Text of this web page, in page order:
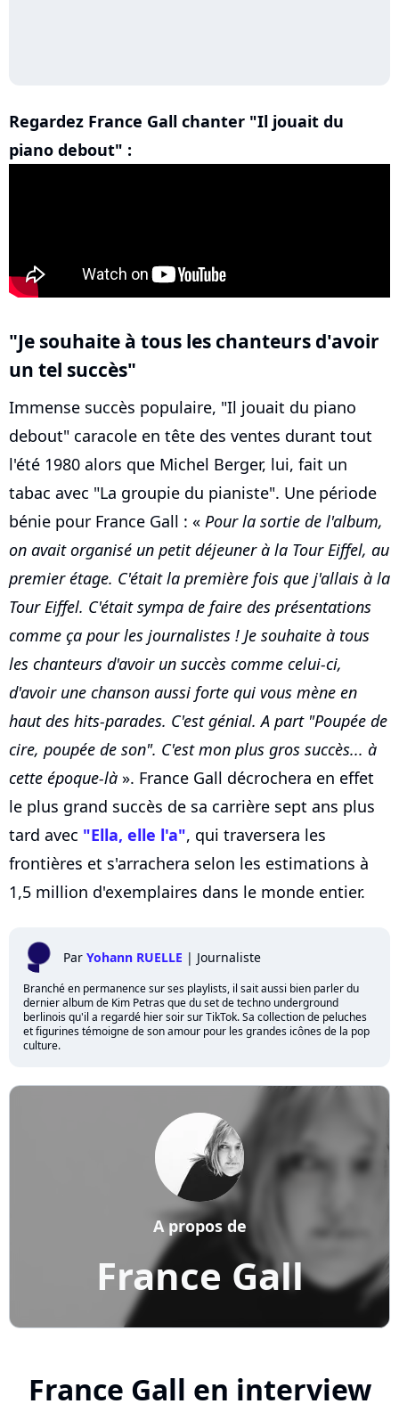
Regardez France Gall chanter "Il jouait du
piano debout" :
"Je souhaite à tous les chanteurs d'avoir
un tel succès"
Immense succès populaire, "Il jouait du piano
debout" caracole en tête des ventes durant tout
l'été 1980 alors que Michel Berger, lui, fait un
tabac avec "La groupie du pianiste". Une période
bénie pour France Gall : « Pour la sortie de l'album,
on avait organisé un petit déjeuner à la Tour Eiffel, au
premier étage. C'était la première fois que j'allais à la
Tour Eiffel. C'était sympa de faire des présentations
comme ça pour les journalistes ! Je souhaite à tous
les chanteurs d'avoir un succès comme celui-ci,
d'avoir une chanson aussi forte qui vous mène en
haut des hits-parades. C'est génial. A part "Poupée de
cire, poupée de son". C'est mon plus gros succès... à
cette époque-là ». France Gall décrochera en effet
le plus grand succès de sa carrière sept ans plus
tard avec "Ella, elle l'a", qui traversera les
frontières et s'arrachera selon les estimations à
1,5 million d'exemplaires dans le monde entier.
Par Yohann RUELLE | Journaliste
Branché en permanence sur ses playlists, il sait aussi bien parler du
dernier album de Kim Petras que du set de techno underground
berlinois qu'il a regardé hier soir sur TikTok. Sa collection de peluches
et figurines témoigne de son amour pour les grandes icônes de la pop
culture.
France Gall
A propos de
France Gall en interview